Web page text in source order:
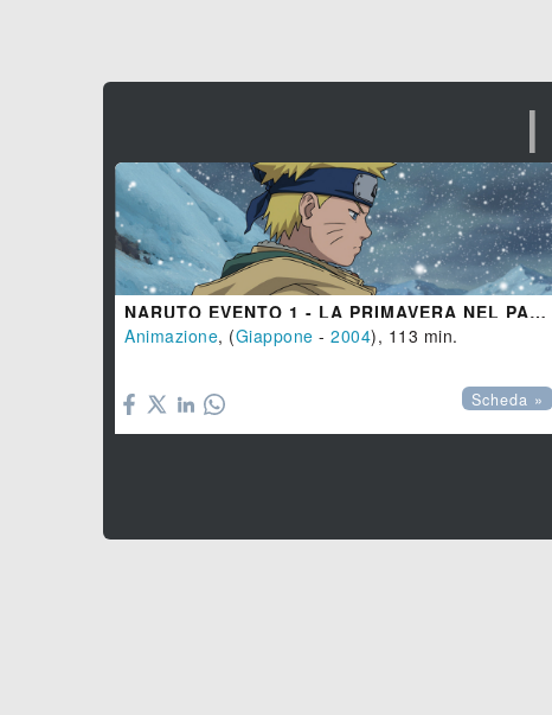
NARUTO EVENTO 1 - LA PRIMAVERA NEL PAESE DELLA NEVE - LA LEGGENDA DELLA PIETRA GELEL
Animazione, (Giappone - 2004), 113 min.
Scheda »